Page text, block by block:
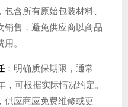
含所有原始包装材料、
销售，避免供应商以商品
。
：明确质保期限，通常
，可根据实际情况约定。
供应商应免费维修或更